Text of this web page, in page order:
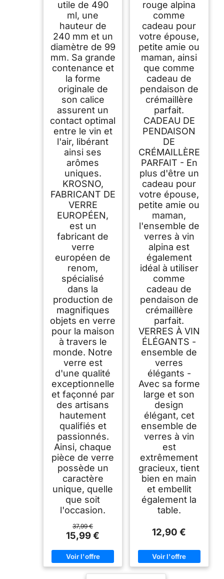
utile de 490
ml, une
hauteur de
240 mm et un
diamètre de 99
mm. Sa grande
contenance et
la forme
originale de
son calice
assurent un
contact optimal
entre le vin et
l'air, libérant
ainsi ses
arômes
uniques.
KROSNO,
FABRICANT DE
VERRE
EUROPÉEN,
est un
fabricant de
verre
européen de
renom,
spécialisé
dans la
production de
magnifiques
objets en verre
pour la maison
à travers le
monde. Notre
verre est
d'une qualité
exceptionnelle
et façonné par
des artisans
hautement
qualifiés et
passionnés.
Ainsi, chaque
pièce de verre
possède un
caractère
unique, quelle
que soit
l'occasion.
37,99 €
15,99 €
rouge alpina
comme
cadeau pour
votre épouse,
petite amie ou
maman, ainsi
que comme
cadeau de
pendaison de
crémaillère
parfait.
CADEAU DE
PENDAISON
DE
CRÉMAILLÈRE
PARFAIT - En
plus d'être un
cadeau pour
votre épouse,
petite amie ou
maman,
l'ensemble de
verres à vin
alpina est
également
idéal à utiliser
comme
cadeau de
pendaison de
crémaillère
parfait.
VERRES À VIN
ÉLÉGANTS -
ensemble de
verres
élégants -
Avec sa forme
large et son
design
élégant, cet
ensemble de
verres à vin
est
extrêmement
gracieux, tient
bien en main
et embellit
également la
table.
12,90 €